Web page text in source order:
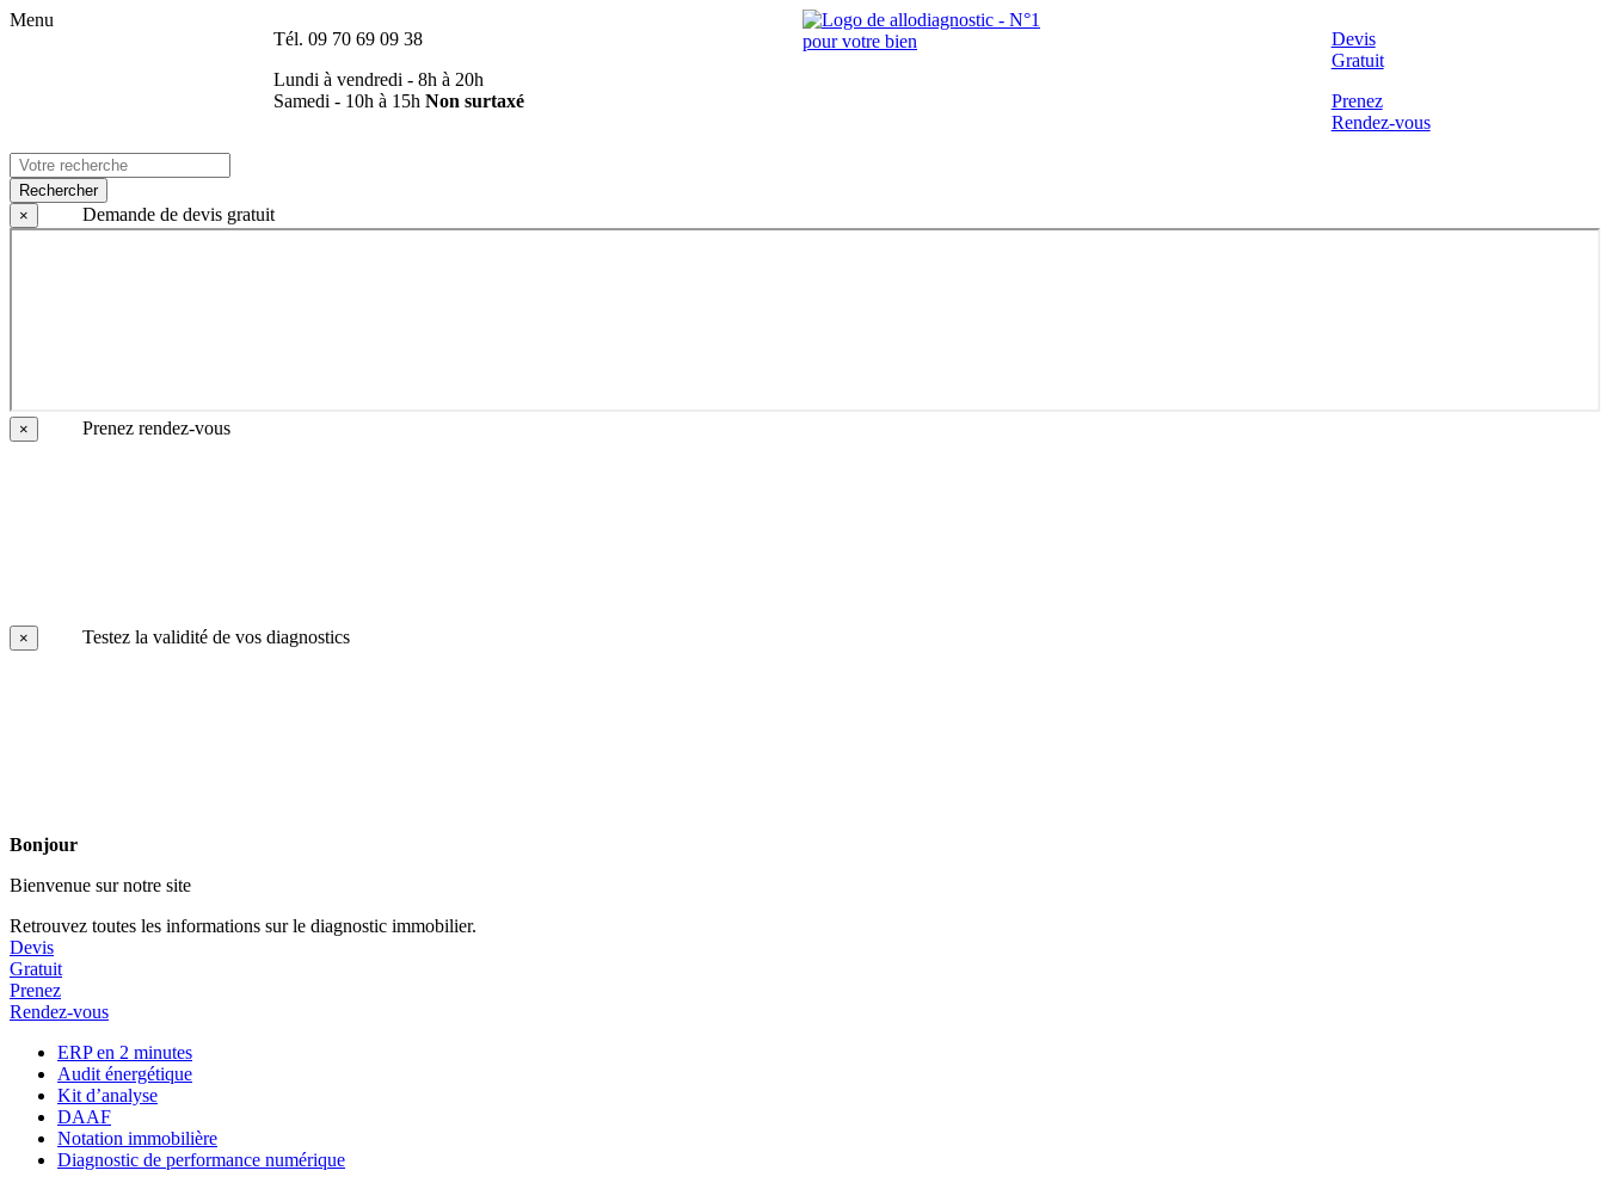
Menu
Tél.09 70 69 09 38
Lundi à vendredi - 8h à 20h
Samedi - 10h à 15hNon surtaxé
Devis
Gratuit
Prenez
Rendez-vous
Rechercher
×
Demande de devis gratuit
× Prenez rendez-vous
× Testez la validité de vos diagnostics
Bonjour
Bienvenue sur notre site
Retrouvez toutes les informations sur le diagnostic immobilier.
Devis
Gratuit
Prenez
Rendez-vous
ERP en 2 minutes
Audit énergétique
Kit d’analyse
DAAF
Notation immobilière
Diagnostic de performance numérique